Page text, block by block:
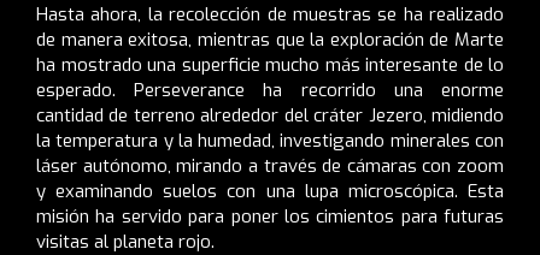
Hasta ahora, la recolección de muestras se ha realizado
de manera exitosa, mientras que la exploración de Marte
ha mostrado una superficie mucho más interesante de lo
esperado. Perseverance ha recorrido una enorme
cantidad de terreno alrededor del cráter Jezero, midiendo
la temperatura y la humedad, investigando minerales con
láser autónomo, mirando a través de cámaras con zoom
y examinando suelos con una lupa microscópica. Esta
misión ha servido para poner los cimientos para futuras
visitas al planeta rojo.